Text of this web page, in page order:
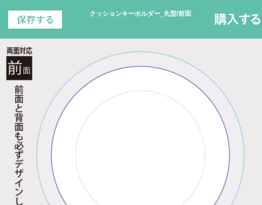
クッションキーホルダー_丸型/前面